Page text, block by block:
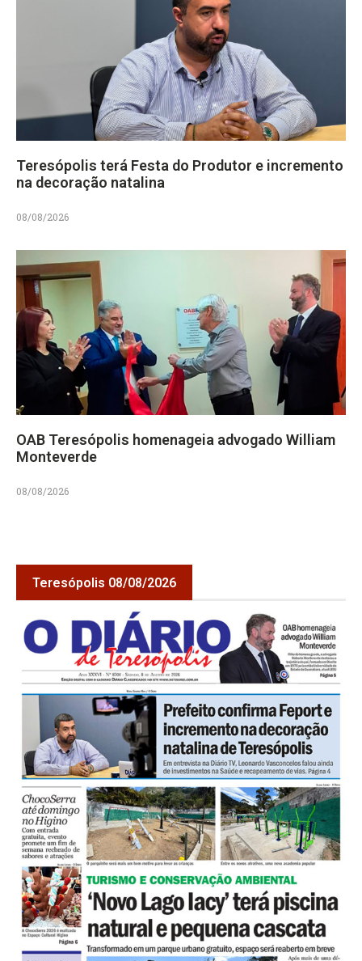
Teresópolis terá Festa do Produtor e incremento
na decoração natalina
08/08/2026
OAB Teresópolis homenageia advogado William
Monteverde
08/08/2026
Teresópolis 08/08/2026